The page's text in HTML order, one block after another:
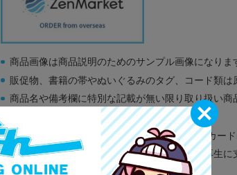
商品画像は商品説明のためのサンプル画像になりま
販促物、書籍の帯やぬいぐるみのタグ、コード類は
商品名や備考欄に特別な記載が無い限り取り扱い商
「電池」は原則として保証対象外となります。
ゲーム機本体には、SDカードなどのメモリーカー
ディスク類の読み取り面のキズに関しまして再生
す。